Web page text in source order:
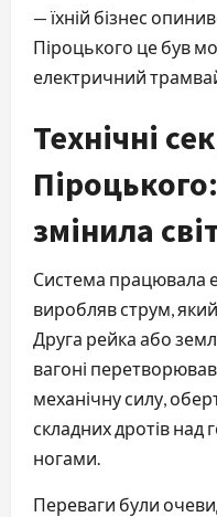
— їхній бізнес
Піроцького це був
електричний
Технічні
змінила
Система працювала
виробляв струм,
Друга рейка або
вагоні
механічну силу,
складних дротів
ногами.
Переваги були